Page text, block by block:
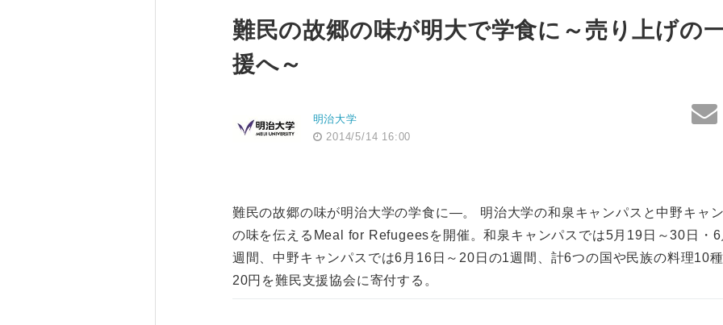
難民の故郷の味が明大で学食に～売り上げの
援へ～
明治大学
2014/5/14 16:00
難民の故郷の味が明治大学の学食に―。 明治大学の和泉キャンパスと中野キャ
の味を伝えるMeal for Refugeesを開催。和泉キャンパスでは5月19日～30日・
週間、中野キャンパスでは6月16日～20日の1週間、計6つの国や民族の料理10
20円を難民支援協会に寄付する。